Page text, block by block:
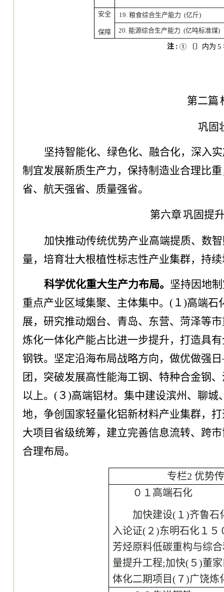
安全
保障
19. 粮食综合生产能力 (亿斤)
20. 能源综合生产能力 (亿吨标准煤)
注 : ① 〔〕内为 5
第二篇
巩固
坚持智能化、绿色化、融合化， 深入
制宜发展新质生产力 ， 保持制造业合理比重
省、航天强省、质量强省。
第六章巩固提
加快推动传统优势产业高端提质、数
量， 培育壮大根植性标志性产业集群， 持
科学优化重大生产力布局。 坚持因地
重点产业区域集聚、主体集中。 (１)高端石
展， 研究推动烟台、青岛、东营、菏泽等
炼化一体化产能占比进一步提升， 打造具
钢铁。 坚定沿海布局战略方向 ， 做优做强日
团 ， 突破发展高性能海工钢、特种合金钢
以上。 (３)高端铝材。 集中建设滨州、聊城
地， 争创国家轻量化铝新材料产业集群，
大项目省级统筹， 建立完善信息流转、跨
合理布局。
专栏2 优势
０１高端石化
加快建设(１)齐鲁石
入论证(２)东明石化１
芳烃原料低碳重构与综
量提升工程;加快(５)董
体化二期项目(７)广饶炼